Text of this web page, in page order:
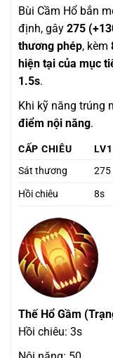
Bùi Cầm Hổ bắn
định, gây 275
thương phép, kèm
hiện tại của mục
1.5s.
Khi kỹ năng trúng
điểm nội năng.
CẤP CHIÊU LV1
Sát thương
275
Hồi chiêu
8s
Thế Hổ Gầm
Hồi chiêu: 3s